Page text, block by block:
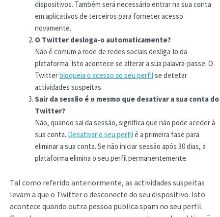
dispositivos. Também será necessário entrar na sua conta
em aplicativos de terceiros para fornecer acesso
novamente.
O Twitter desloga-o automaticamente?
Não é comum a rede de redes sociais desliga-lo da
plataforma. Isto acontece se alterar a sua palavra-passe. O
Twitterbloqueia o acesso ao seu perfilse detetar
actividades suspeitas.
Sair da sessão é o mesmo que desativar a sua conta do
Twitter?
Não, quando sai da sessão, significa que não pode aceder à
sua conta. Desativar o seu perfilé a primeira fase para
eliminar a sua conta. Se não iniciar sessão após 30 dias, a
plataforma elimina o seu perfil permanentemente.
Tal como referido anteriormente, as actividades suspeitas
levam a que o Twitter o desconecte do seu dispositivo. Isto
acontece quando outra pessoa publica spam no seu perfil.